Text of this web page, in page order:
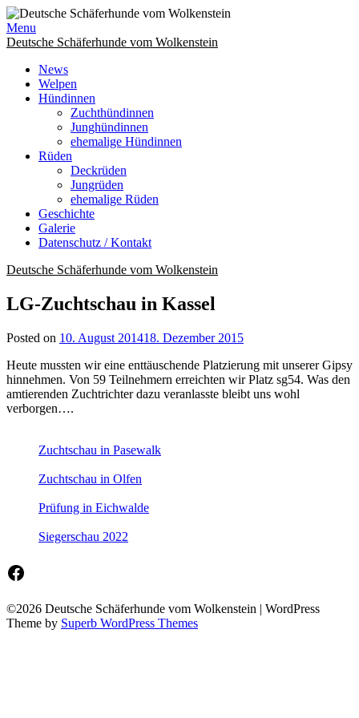
Skip
to
content
Menu
Deutsche Schäferhunde vom Wolkenstein
News
Welpen
Hündinnen
Zuchthündinnen
Junghündinnen
ehemalige Hündinnen
Rüden
Deckrüden
Jungrüden
ehemalige Rüden
Geschichte
Galerie
Datenschutz / Kontakt
Deutsche Schäferhunde vom Wolkenstein
LG-Zuchtschau in Kassel
Posted on 10. August 201418. Dezember 2015
Heute mussten wir eine enttäuschende Platzierung mit unserer Gipsy
hinnehmen. Von 59 Teilnehmern erreichten wir Platz sg54. Was den
amtierenden Zuchtrichter dazu veranlasste bleibt uns wohl
verborgen….
Zuchtschau in Pasewalk
Zuchtschau in Olfen
Prüfung in Eichwalde
Siegerschau 2022
Facebook
©2026 Deutsche Schäferhunde vom Wolkenstein | WordPress
Theme by Superb WordPress Themes